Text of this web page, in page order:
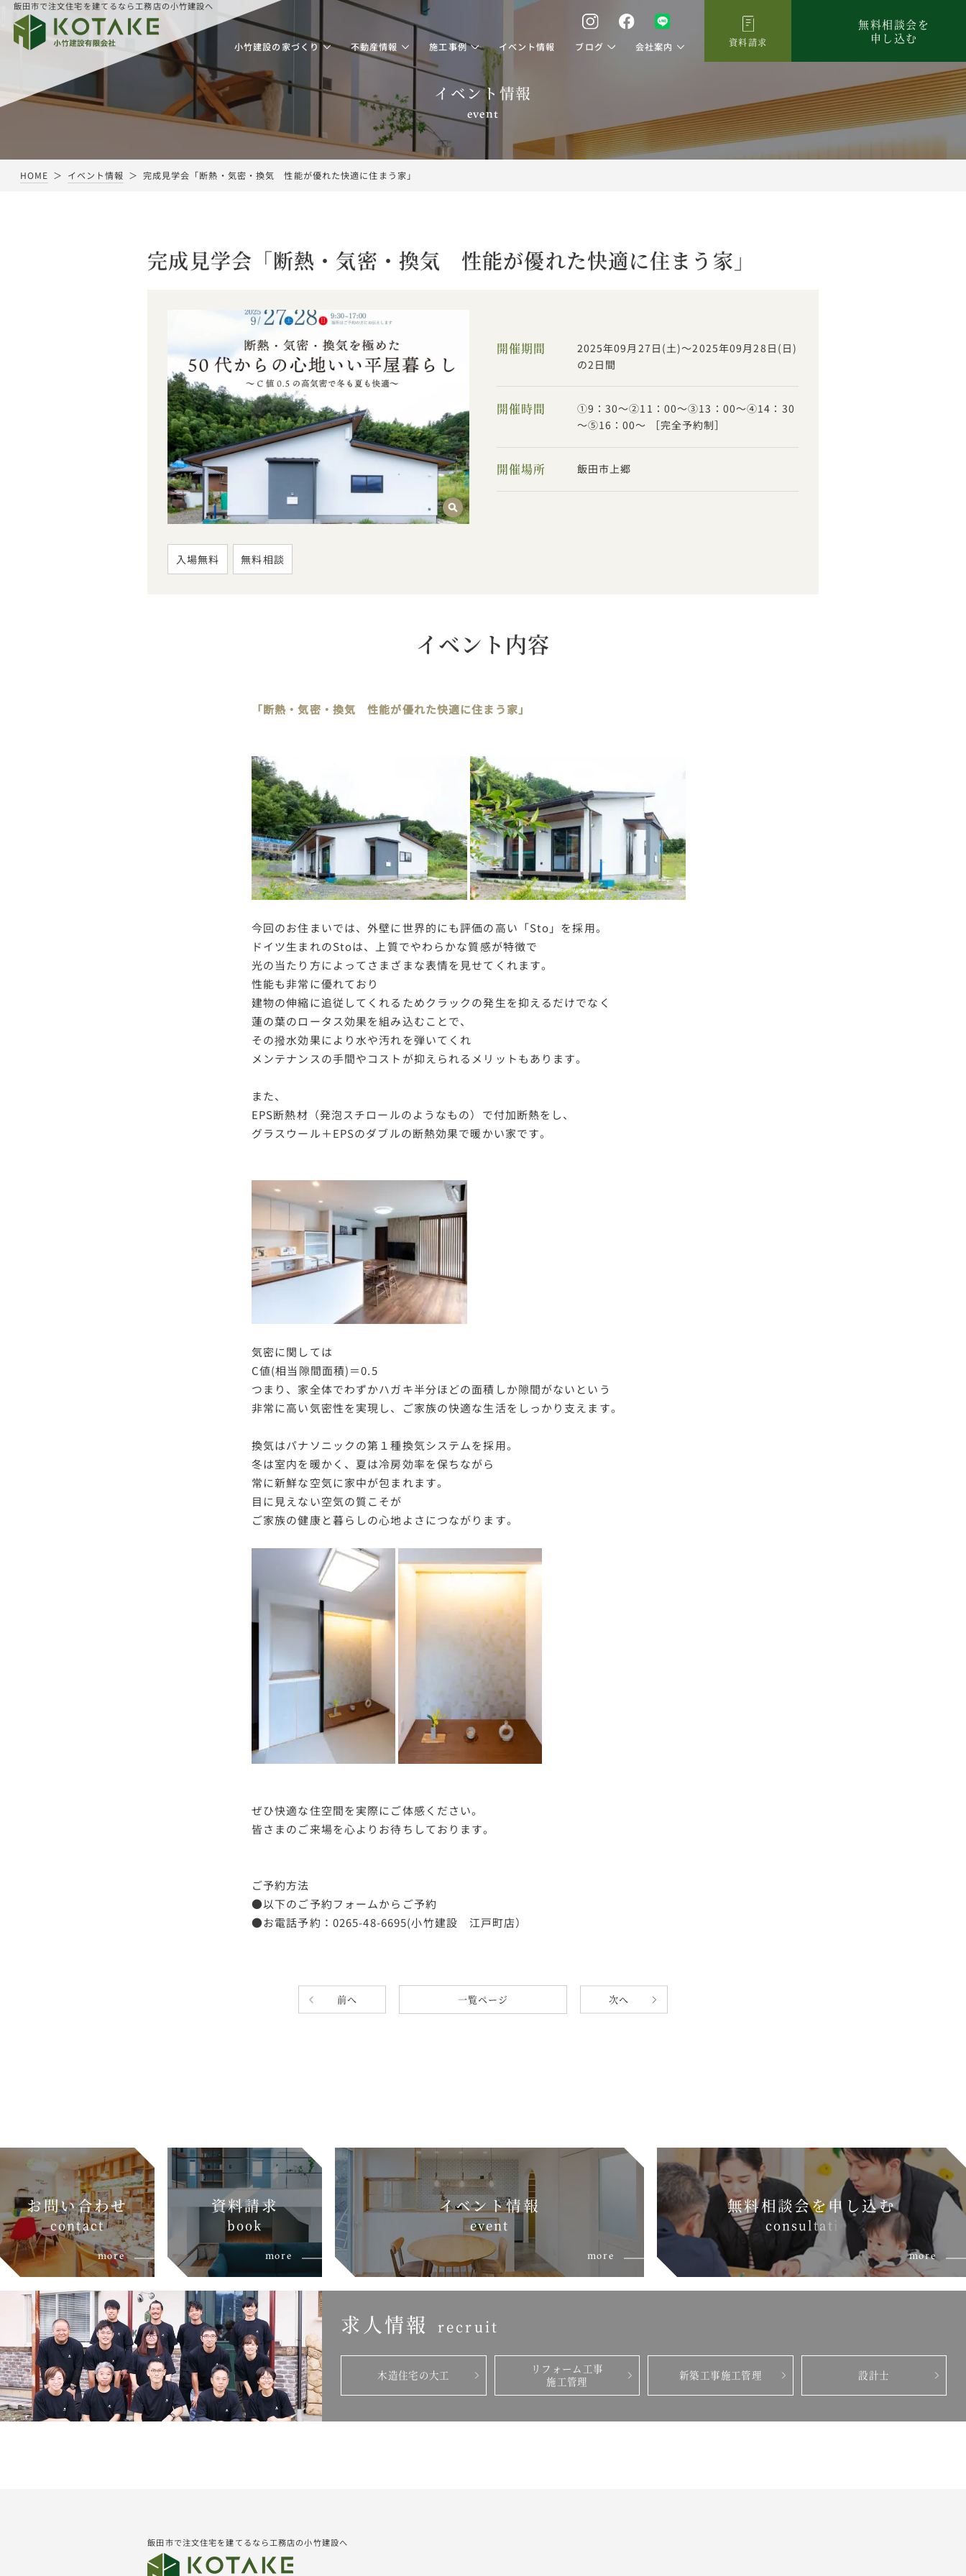
飯田市で注文住宅を建てるなら工務店の小竹建設へ
小竹建設の家づくり 不動産情報 施工事例 イベント情報 ブログ 会社案内 資料請求
無料相談会を
申し込む
イベント情報
event
HOME イベント情報 完成見学会「断熱・気密・換気 性能が優れた快適に住まう家」
完成見学会「断熱・気密・換気 性能が優れた快適に住まう家」
開催期間
2025年09月27日(土)～2025年09月28日(日)
の2日間
開催時間
①9：30～②11：00～③13：00～④14：30
～⑤16：00～ ［完全予約制］
開催場所 飯田市上郷
入場無料 無料相談
イベント内容
「断熱・気密・換気 性能が優れた快適に住まう家」
今回のお住まいでは、外壁に世界的にも評価の高い「Sto」を採用。
ドイツ生まれのStoは、上質でやわらかな質感が特徴で
光の当たり方によってさまざまな表情を見せてくれます。
性能も非常に優れており
建物の伸縮に追従してくれるためクラックの発生を抑えるだけでなく
蓮の葉のロータス効果を組み込むことで、
その撥水効果により水や汚れを弾いてくれ
メンテナンスの手間やコストが抑えられるメリットもあります。
また、
EPS断熱材（発泡スチロールのようなもの）で付加断熱をし、
グラスウール＋EPSのダブルの断熱効果で暖かい家です。
気密に関しては
C値(相当隙間面積)＝0.5
つまり、家全体でわずかハガキ半分ほどの面積しか隙間がないという
非常に高い気密性を実現し、ご家族の快適な生活をしっかり支えます。
換気はパナソニックの第１種換気システムを採用。
冬は室内を暖かく、夏は冷房効率を保ちながら
常に新鮮な空気に家中が包まれます。
目に見えない空気の質こそが
ご家族の健康と暮らしの心地よさにつながります。
ぜひ快適な住空間を実際にご体感ください。
皆さまのご来場を心よりお待ちしております。
ご予約方法
●以下のご予約フォームからご予約
●お電話予約：0265-48-6695(小竹建設 江戸町店）
前へ 一覧ページ 次へ
お問い合わせ
contact
more
資料請求
book
more
イベント情報
event
more
無料相談会を申し込む
consultati o
more
求人情報 recruit
木造住宅の大工
リフォーム工事
施工管理
新築工事施工管理 設計士
飯田市で注文住宅を建てるなら工務店の小竹建設へ